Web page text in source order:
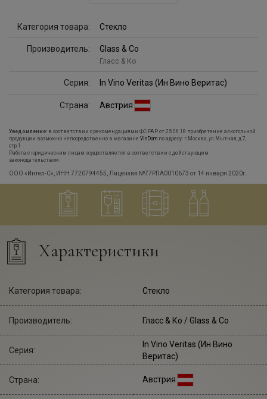
Категория товара: Стекло
Производитель: Glass & Co
Гласс & Ко
Серия: In Vino Veritas (Ин Вино Веритас)
Страна: Австрия
Уведомление: в соответствии с рекомендациями ФС РАР от 25.06.18 приобретение алкогольной
продукции возможно непосредственно в магазине VinDom по адресу: г.Москва, ул.Мытная, д.7,
стр.1
Работа с юридическим лицам осуществляется в соответствии с действующим
законодательством.
ООО «Интел-С», ИНН 7720794455, Лицензия №77РПА0010673 от 14 января 2020г.
Характеристики
Категория товара: Стекло
Производитель: Гласс & Ко / Glass & Co
Серия:
In Vino Veritas (Ин Вино
Веритас)
Страна: Австрия